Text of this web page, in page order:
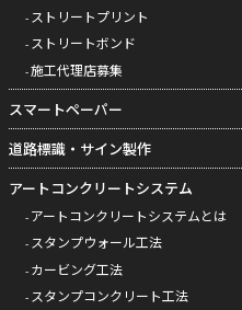
ストリートプリント
ストリートボンド
施工代理店募集
スマートペーパー
道路標識・サイン製作
アートコンクリートシステム
アートコンクリートシステムとは
スタンプウォール工法
カービング工法
スタンプコンクリート工法